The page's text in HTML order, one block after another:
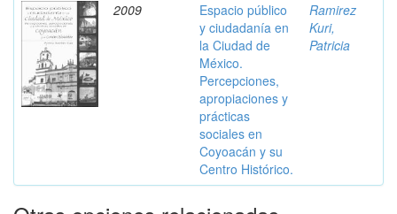
2009
Espacio público
y ciudadanía en
la Ciudad de
México.
Percepciones,
apropiaciones y
prácticas
sociales en
Coyoacán y su
Centro Histórico.
Ramirez
Kuri,
Patricia